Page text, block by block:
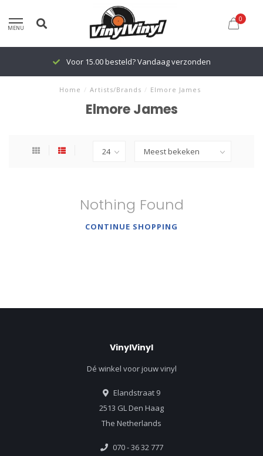
MENU
0
Voor 15.00 besteld? Vandaag verzonden
Home / Artists/Brands / Elmore James
Elmore James
Nothing Found
CONTINUE SHOPPING
VinylVinyl
Dé winkel voor jouw vinyl
Elandstraat 9
2513 GL Den Haag
The Netherlands
070 - 36 32 777